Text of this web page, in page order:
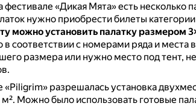
«Дикая Мята» есть несколько
нужно приобрести билеты
можно установить палатку размером
в соответствии с номерами ряда и места
размера или нужно место под тент,
«Piligrim» разрешалась установка
Можно было использовать готовые